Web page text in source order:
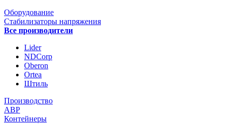
Оборудование
Стабилизаторы напряжения
Все производители
Lider
NDCorp
Oberon
Ortea
Штиль
Производство
АВР
Контейнеры